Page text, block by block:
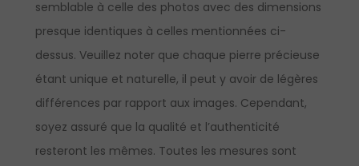
semblable à celle des photos avec des dimensions
presque identiques à celles mentionnées ci-
dessus. Veuillez noter que chaque pierre précieuse
étant unique et naturelle, il peut y avoir de légères
différences par rapport aux images. Cependant,
soyez assuré que la qualité et l’authenticité
resteront les mêmes. Toutes les mesures sont